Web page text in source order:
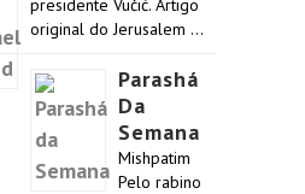
presidente Vučić. Artigo
original do Jerusalem …
Parashá
Da
Semana
Mishpatim
Pelo rabino